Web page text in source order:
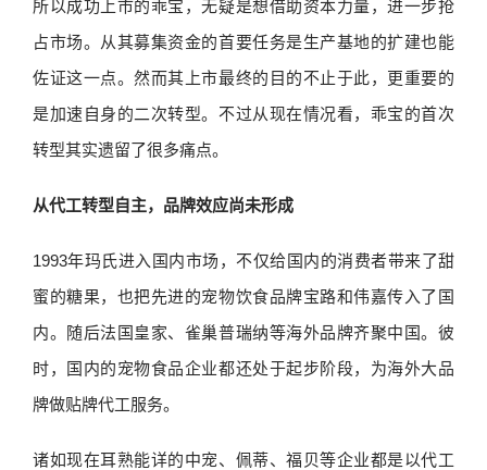
所以成功上市的乖宝，无疑是想借助资本力量，进一步抢
占市场。从其募集资金的首要任务是生产基地的扩建也能
佐证这一点。然而其上市最终的目的不止于此，更重要的
是加速自身的二次转型。不过从现在情况看，乖宝的首次
转型其实遗留了很多痛点。
从代工转型自主，品牌效应尚未形成
1993年玛氏进入国内市场，不仅给国内的消费者带来了甜
蜜的糖果，也把先进的宠物饮食品牌宝路和伟嘉传入了国
内。随后法国皇家、雀巢普瑞纳等海外品牌齐聚中国。彼
时，国内的宠物食品企业都还处于起步阶段，为海外大品
牌做贴牌代工服务。
诸如现在耳熟能详的中宠、佩蒂、福贝等企业都是以代工